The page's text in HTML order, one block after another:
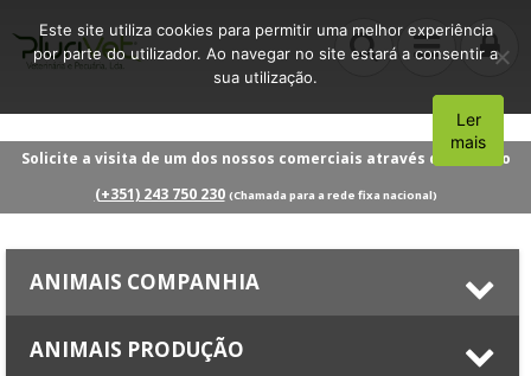
Solicite a visita de um dos nossos comerciais através do número
(+351) 243 750 230 (Chamada para a rede fixa nacional)
ANIMAIS COMPANHIA
ANIMAIS PRODUÇÃO
Este site utiliza cookies para permitir uma melhor experiência
por parte do utilizador. Ao navegar no site estará a consentir a
sua utilização.
Aceito
Ler
mais